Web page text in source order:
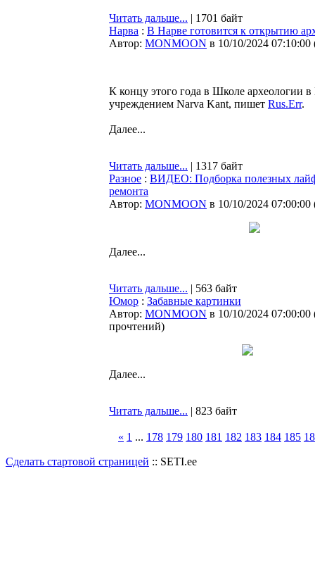
Читать дальше... | 1701 байт
Нарва : В Нарве готовится к открытию
Автор: MONMOON в 10/10/2024 07:10:00
К концу этого года в Школе археологии
учреждением Narva Kant, пишет Rus.Err.
Далее...
Читать дальше... | 1317 байт
Разное : ВИДЕО: Подборка полезных
ремонта
Автор: MONMOON в 10/10/2024 07:00:00
Далее...
Читать дальше... | 563 байт
Юмор : Забавные картинки
Автор: MONMOON в 10/10/2024 07:00:00
прочтений)
Далее...
Читать дальше... | 823 байт
« 1 ... 178 179 180 181 182 183 184 185
Сделать стартовой страницей :: SETI.ee